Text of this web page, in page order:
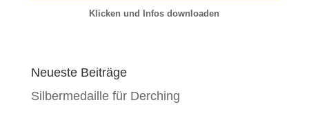
Klicken und Infos downloaden
Neueste Beiträge
Silbermedaille für Derching